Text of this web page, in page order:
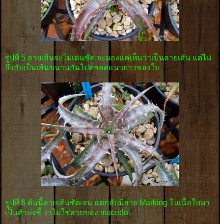
รูปที่ 5 ลายเส้นจะไม่เด่นชัด จะมองแค่เห็นว่าเป็นลายเส้น แต่ไม่
ถึงกับเป็นเส้นขนานกันไปตลอดแนวยาวของใบ
รูปที่ 6 ต้นนี้ลายเส้นชัดเจน แต่กลับมีลาย Marking ในเนื้อใบมา
เป็นตัวบ่งชี้ ว่าไม่ใช่ลายของ macedoi